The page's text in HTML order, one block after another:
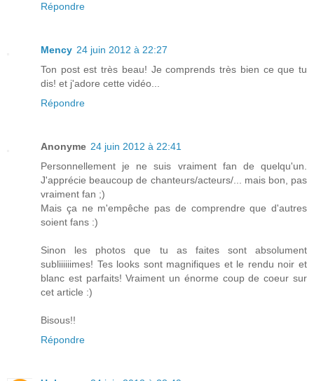
Répondre
Mency 24 juin 2012 à 22:27
Ton post est très beau! Je comprends très bien ce que tu
dis! et j'adore cette vidéo...
Répondre
Anonyme 24 juin 2012 à 22:41
Personnellement je ne suis vraiment fan de quelqu'un.
J'apprécie beaucoup de chanteurs/acteurs/... mais bon, pas
vraiment fan ;)
Mais ça ne m'empêche pas de comprendre que d'autres
soient fans :)
Sinon les photos que tu as faites sont absolument
subliiiiiimes! Tes looks sont magnifiques et le rendu noir et
blanc est parfaits! Vraiment un énorme coup de coeur sur
cet article :)
Bisous!!
Répondre